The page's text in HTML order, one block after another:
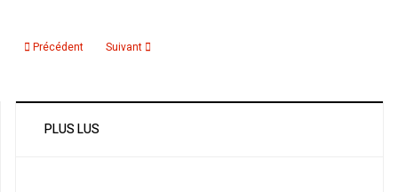
Article précédent : Financées par le département d’Etat: Des bourses
Précédent Article suivant : Concert de Lynda Thalie: Le feu sous la
Suivant
PLUS LUS